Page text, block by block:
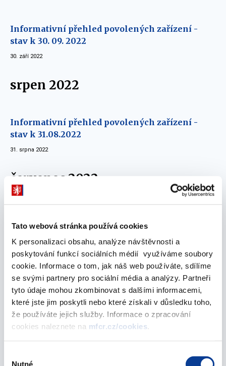
Tato webová stránka používá cookies
K personalizaci obsahu, analýze návštěvnosti a
poskytování funkcí sociálních médií využíváme soubory
cookie. Informace o tom, jak náš web používáte, sdílíme
se svými partnery pro sociální média a analýzy. Partneři
tyto údaje mohou zkombinovat s dalšími informacemi,
které jste jim poskytli nebo které získali v důsledku toho,
že používáte jejich služby. Informace o zpracování
cookies naleznete na mfcr.cz/cookies.
Nutné
Informativní přehled povolených zařízení -
stav k 30. 09. 2022
30. září 2022
srpen 2022
Informativní přehled povolených zařízení -
stav k 31.08.2022
31. srpna 2022
červenec 2022
stav k 29. 7. 2022
29. července 2022
Informativní přehled povolených zařízení -
stav k 30.06.2022
19. července 2022
květen 2022
Informativní přehled povolených zařízení -